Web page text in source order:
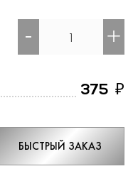
- +
375 ₽
БЫСТРЫЙ ЗАКАЗ